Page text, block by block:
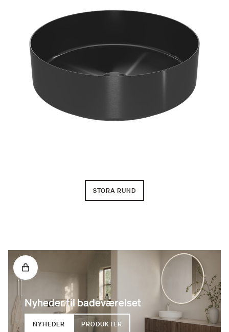
STORA RUND
Nyheder til badeværelset
NYHEDER PRODUKTER